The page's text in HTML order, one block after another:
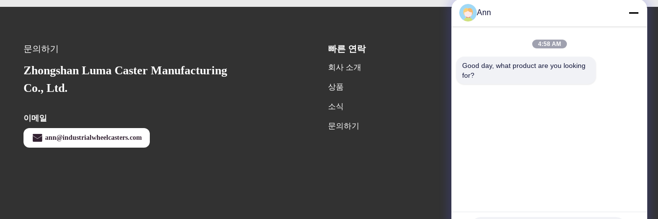
문의하기
Zhongshan Luma Caster Manufacturing
Co., Ltd.
이메일
ann@industrialwheelcasters.com
빠른 연락
회사 소개
상품
소식
문의하기
주소
Ann
4:58 AM
Good day, what product are you looking
for?